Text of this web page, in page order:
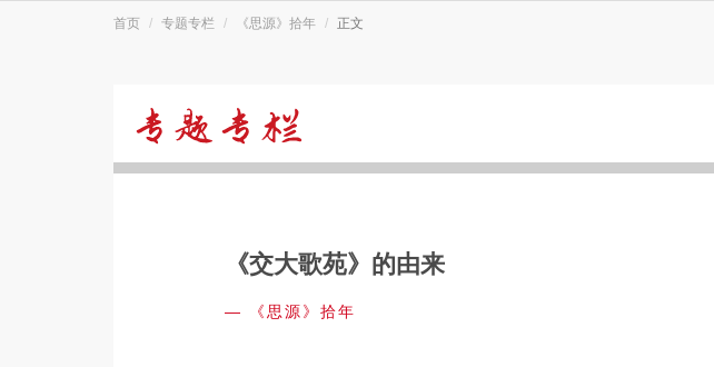
首页 专题专栏 《思源》拾年 正文
拾
《交大歌苑》的由来
— 《思源》拾年